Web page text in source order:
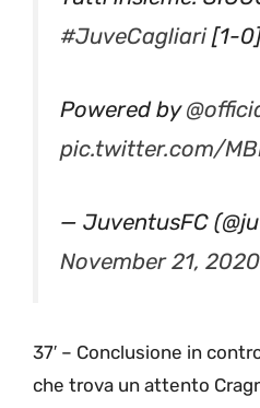
#JuveCagliari[1-
Powered by
pic.twitter.com/
— JuventusFC
November 21, 2020
37′ – Conclusione in
che trova un attento